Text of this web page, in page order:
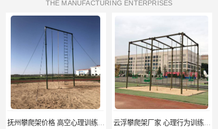
THE MANUFACTURING ENTERPRISES
濮阳攀爬架价格 训练攀爬架 批发价格